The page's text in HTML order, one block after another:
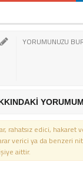
rahatsız edici, hakaret
verici ya da
aittir.